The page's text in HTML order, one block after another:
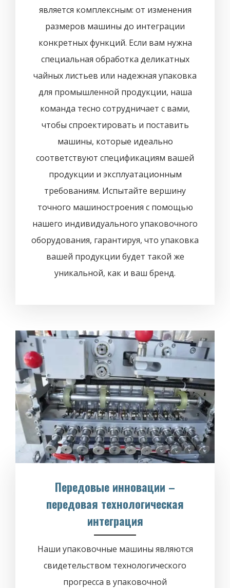
является комплексным: от изменения
размеров машины до интеграции
конкретных функций. Если вам нужна
специальная обработка деликатных
чайных листьев или надежная упаковка
для промышленной продукции, наша
команда тесно сотрудничает с вами,
чтобы спроектировать и поставить
машины, которые идеально
соответствуют спецификациям вашей
продукции и эксплуатационным
требованиям. Испытайте вершину
точного машиностроения с помощью
нашего индивидуального упаковочного
оборудования, гарантируя, что упаковка
вашей продукции будет такой же
уникальной, как и ваш бренд.
Передовые инновации –
передовая технологическая
интеграция
Наши упаковочные машины являются
свидетельством технологического
прогресса в упаковочной